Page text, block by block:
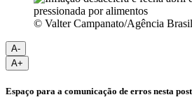
© Valter Campanato/Agência
A-
A+
Espaço para a comunicação de erros nesta